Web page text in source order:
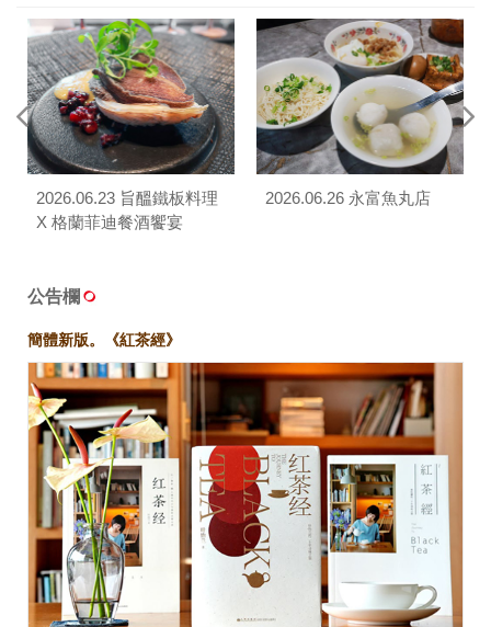
2026.06.23 旨醞鐵板料理
X 格蘭菲迪餐酒饗宴
2026.06.26 永富魚丸店
公告欄
簡體新版。《紅茶經》